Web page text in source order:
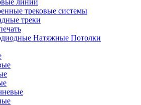
линии
трековые системы
треки
Натяжные Потолки